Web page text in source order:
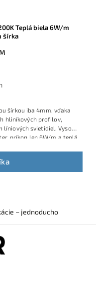
Teplá biela 6W/m
šírka
šírkou iba 4mm, vďaka
hliníkových profilov,
svietidiel. Vysoká
príkon len 6W/m a teplá
s možnosťou
– jednoducho